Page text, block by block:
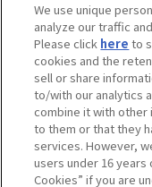
採用情報
サステナビリティ
お問い合わせ
ウェブサイトご利用条件
個人情報及び特定個人情
We use unique
analyze our traffic
Please click here to
cookies and the
sell or share
to/with our analytics
combine it with other
to them or that they
services. However,
users under 16 years
Cookies” if you are